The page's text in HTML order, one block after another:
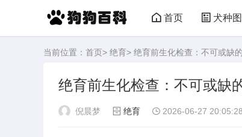
首页 犬种
当前位置： 首页> 绝育> 绝育前生化检查：不可或缺
绝育前生化检查：不可或缺
倪晨梦 绝育 2026-06-27 20:05:28